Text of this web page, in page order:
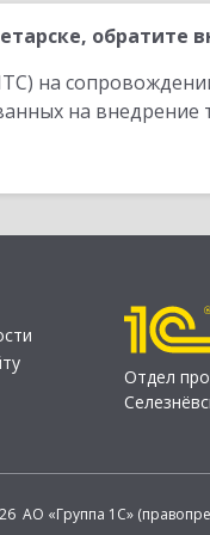
обратите
на
на
Отдел
АО «Группа 1С»